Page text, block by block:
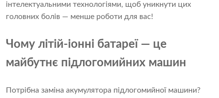
інтелектуальними технологіями, щоб уникнути цих
головних болів — менше роботи для вас!
Чому літій-іонні батареї — це
майбутнє підлогомийних машин
Потрібна заміна акумулятора підлогомийної машини?